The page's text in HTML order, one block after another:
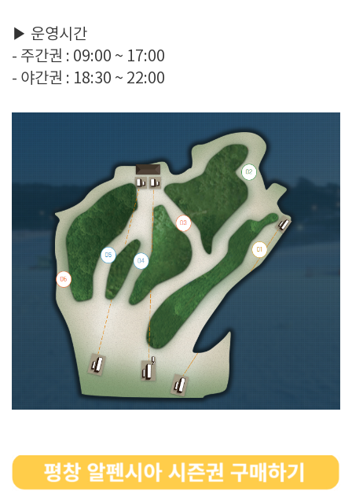
▶ 운영시간
- 주간권 : 09:00 ~ 17:00
- 야간권 : 18:30 ~ 22:00